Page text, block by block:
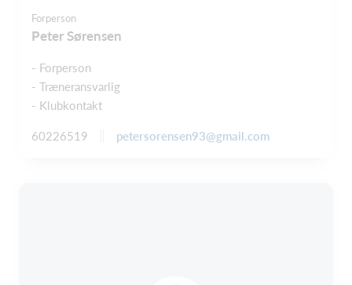
Forperson
Peter Sørensen
- Forperson
- Træneransvarlig
- Klubkontakt
60226519 petersorensen93@gmail.com